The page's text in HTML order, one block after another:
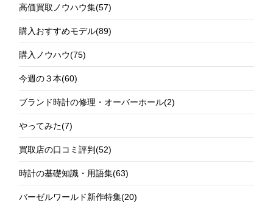
高価買取ノウハウ集(57)
購入おすすめモデル(89)
購入ノウハウ(75)
今週の３本(60)
ブランド時計の修理・オーバーホール(2)
やってみた(7)
買取店の口コミ評判(52)
時計の基礎知識・用語集(63)
バーゼルワールド新作特集(20)